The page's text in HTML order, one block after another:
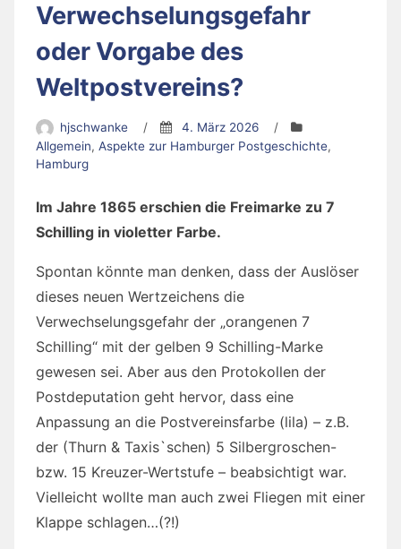
Verwechselungsgefahr
oder Vorgabe des
Weltpostvereins?
hjschwanke / 4. März 2026
/
Allgemein, Aspekte zur Hamburger Postgeschichte,
Hamburg
Im Jahre 1865 erschien die Freimarke zu 7
Schilling in violetter Farbe.
Spontan könnte man denken, dass der Auslöser
dieses neuen Wertzeichens die
Verwechselungsgefahr der „orangenen 7
Schilling“ mit der gelben 9 Schilling-Marke
gewesen sei. Aber aus den Protokollen der
Postdeputation geht hervor, dass eine
Anpassung an die Postvereinsfarbe (lila) – z.B.
der (Thurn & Taxis`schen) 5 Silbergroschen-
bzw. 15 Kreuzer-Wertstufe – beabsichtigt war.
Vielleicht wollte man auch zwei Fliegen mit einer
Klappe schlagen…(?!)